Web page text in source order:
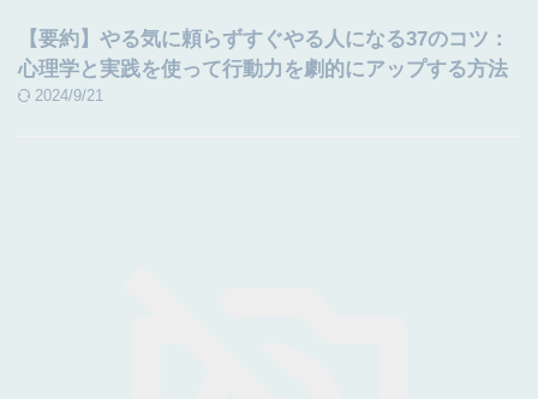
【要約】やる気に頼らずすぐやる人になる37のコツ：
心理学と実践を使って行動力を劇的にアップする方法
2024/9/21